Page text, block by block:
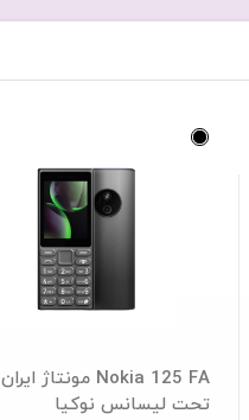
Nokia 125 FA مونتاژ ایران
تحت لیسانس نوکیا